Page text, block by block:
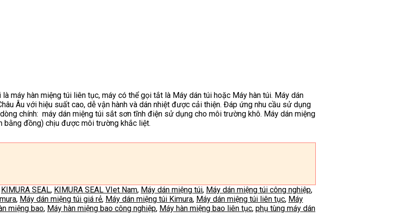
máy hàn miệng túi liên tục, máy có thể gọi tắt là Máy dán túi hoặc Máy hàn túi. Máy dán
Âu với hiệu suất cao, dễ vận hành và dán nhiệt được cải thiện. Đáp ứng nhu cầu sử dụng
chính: máy dán miệng túi sắt sơn tĩnh điện sử dụng cho môi trường khô. Máy dán miệng
bằng đồng) chịu được môi trường khắc liệt.
KIMURA SEAL, KIMURA SEAL VIet Nam, Máy dán miệng túi, Máy dán miệng túi công nghiệp,
, Máy dán miệng túi giá rẻ, Máy dán miệng túi Kimura, Máy dán miệng túi liên tục, Máy
miệng bao, Máy hàn miệng bao công nghiệp, Máy hàn miệng bao liên tục, phụ tùng máy dán